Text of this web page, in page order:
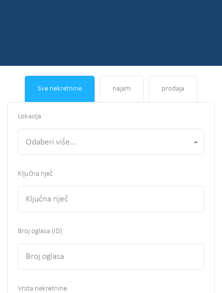
Sve nekretnine najam prodaja
Lokacija
Odaberi više...
Ključna riječ
Broj oglasa (ID)
Vrsta nekretnine